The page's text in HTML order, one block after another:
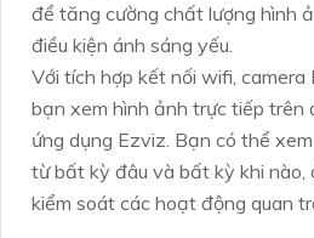
để tăng cường chất lượng hình
điều kiện ánh sáng yếu.
Với tích hợp kết nối wifi, camera
bạn xem hình ảnh trực tiếp trên
ứng dụng Ezviz. Bạn có thể
từ bất kỳ đâu và bất kỳ khi nào,
kiểm soát các hoạt động quan